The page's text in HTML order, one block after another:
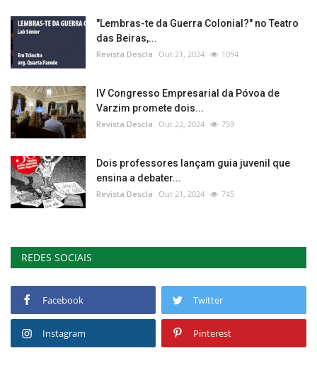
"Lembras-te da Guerra Colonial?" no Teatro
das Beiras,...
Revista Descla Out 21, 2024 1094
IV Congresso Empresarial da Póvoa de
Varzim promete dois...
Revista Descla Out 22, 2024 759
Dois professores lançam guia juvenil que
ensina a debater...
Revista Descla Out 21, 2024 745
REDES SOCIAIS
Facebook Twitter
Instagram Pinterest